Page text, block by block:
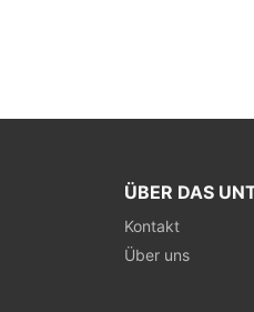
ÜBER DAS
Kontakt
Über uns